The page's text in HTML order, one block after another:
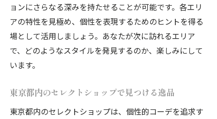
ョンにさらなる深みを持たせることが可能です。各エリ
アの特性を見極め、個性を表現するためのヒントを得る
場として活用しましょう。あなたが次に訪れるエリア
で、どのようなスタイルを発見するのか、楽しみにして
います。
東京都内のセレクトショップで見つける逸品
東京都内のセレクトショップは、個性的コーデを追求す